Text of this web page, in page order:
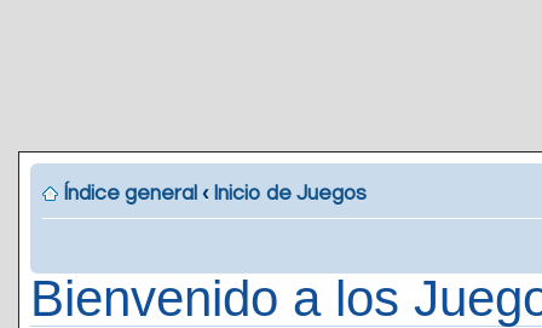
Índice general ‹ Inicio de Juegos
Bienvenido a los